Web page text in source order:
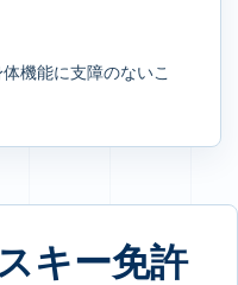
機能に支障のないこ
キー免許